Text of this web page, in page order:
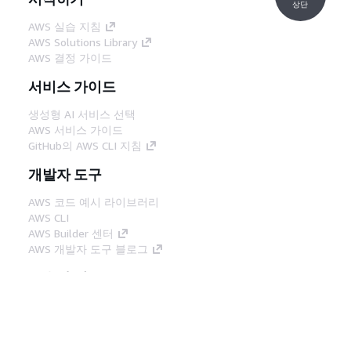
AWS 실습 지침
AWS Solutions Library
AWS 결정 가이드
서비스 가이드
생성형 AI 서비스 선택
AWS 서비스 가이드
GitHub의 AWS CLI 지침
개발자 도구
AWS 코드 예시 라이브러리
AWS CLI
AWS Builder 센터
AWS 개발자 도구 블로그
유용한 링크
상단